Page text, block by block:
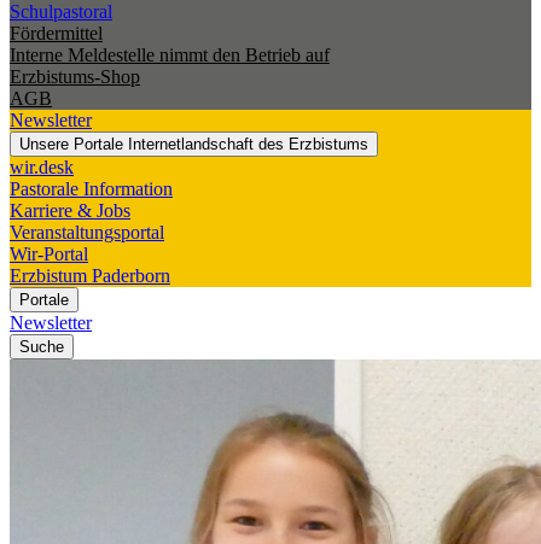
Schulpastoral
Fördermittel
Interne Meldestelle nimmt den Betrieb auf
Erzbistums-Shop
AGB
Newsletter
Unsere Portale Internetlandschaft des Erzbistums
wir.desk
Pastorale Information
Karriere & Jobs
Veranstaltungsportal
Wir-Portal
Erzbistum Paderborn
Portale
Newsletter
Suche